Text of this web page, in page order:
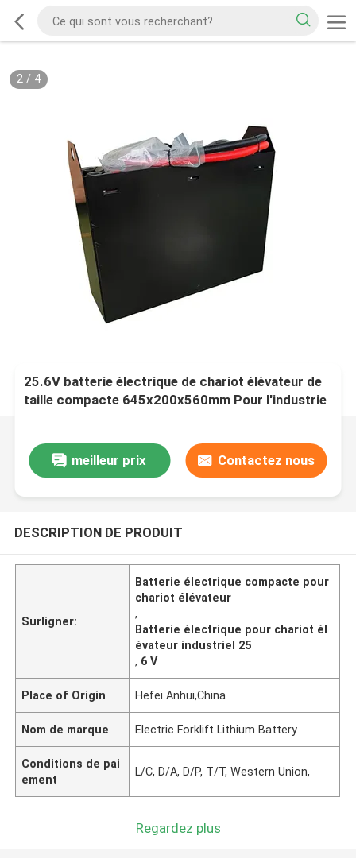
2/ 4
25.6V batterie électrique de chariot élévateur de
taille compacte 645x200x560mm Pour l'industrie
meilleur prix Contactez nous
DESCRIPTION DE PRODUIT
Surligner:
Batterie électrique compacte pour
chariot élévateur
,
Batterie électrique pour chariot él
évateur industriel 25
, 6 V
Place of Origin Hefei Anhui,China
Nom de marque Electric Forklift Lithium Battery
Conditions de pai
ement
L/C, D/A, D/P, T/T, Western Union,
Regardez plus